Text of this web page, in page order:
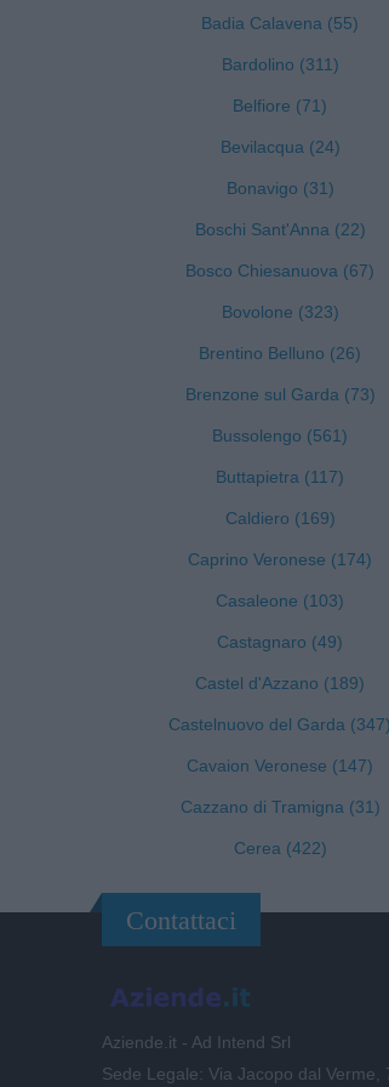
Badia Calavena (55)
Bardolino (311)
Belfiore (71)
Bevilacqua (24)
Bonavigo (31)
Boschi Sant'Anna (22)
Bosco Chiesanuova (67)
Bovolone (323)
Brentino Belluno (26)
Brenzone sul Garda (73)
Bussolengo (561)
Buttapietra (117)
Caldiero (169)
Caprino Veronese (174)
Casaleone (103)
Castagnaro (49)
Castel d'Azzano (189)
Castelnuovo del Garda (347)
Cavaion Veronese (147)
Cazzano di Tramigna (31)
Cerea (422)
Contattaci
Aziende.it - Ad Intend Srl
Sede Legale: Via Jacopo dal Verme,